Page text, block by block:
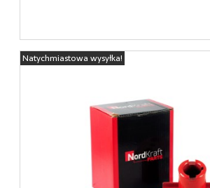
Natychmiastowa wysyłka!